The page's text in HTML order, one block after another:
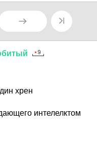
хрен
интелелктом